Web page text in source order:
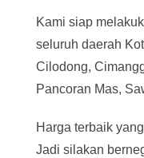
Kami siap
seluruh daerah
Cilodong,
Pancoran Mas,
Harga terbaik
Jadi silakan